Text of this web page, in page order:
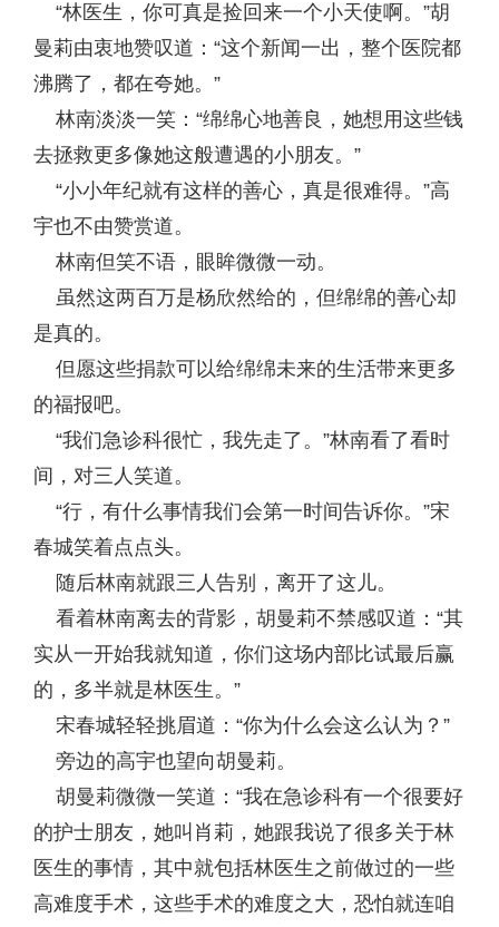
“林医生，你可真是捡回来一个小天使啊。”胡
曼莉由衷地赞叹道：“这个新闻一出，整个医院都
沸腾了，都在夸她。”
林南淡淡一笑：“绵绵心地善良，她想用这些钱
去拯救更多像她这般遭遇的小朋友。”
“小小年纪就有这样的善心，真是很难得。”高
宇也不由赞赏道。
林南但笑不语，眼眸微微一动。
虽然这两百万是杨欣然给的，但绵绵的善心却
是真的。
但愿这些捐款可以给绵绵未来的生活带来更多
的福报吧。
“我们急诊科很忙，我先走了。”林南看了看时
间，对三人笑道。
“行，有什么事情我们会第一时间告诉你。”宋
春城笑着点点头。
随后林南就跟三人告别，离开了这儿。
看着林南离去的背影，胡曼莉不禁感叹道：“其
实从一开始我就知道，你们这场内部比试最后赢
的，多半就是林医生。”
宋春城轻轻挑眉道：“你为什么会这么认为？”
旁边的高宇也望向胡曼莉。
胡曼莉微微一笑道：“我在急诊科有一个很要好
的护士朋友，她叫肖莉，她跟我说了很多关于林
医生的事情，其中就包括林医生之前做过的一些
高难度手术，这些手术的难度之大，恐怕就连咱